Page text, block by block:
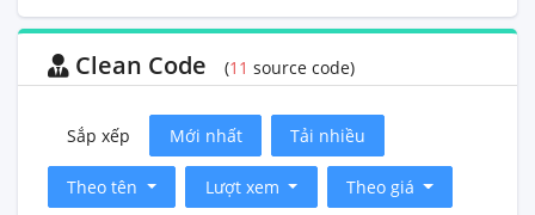
Clean Code (11 source code)
Sắp xếp Mới nhất Tải nhiều
Theo tên Lượt xem Theo giá